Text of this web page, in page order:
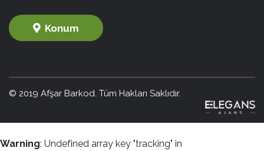
Konum
© 2019 Afşar Barkod. Tüm Hakları Saklıdır.
Warning: Undefined array key "tracking" in